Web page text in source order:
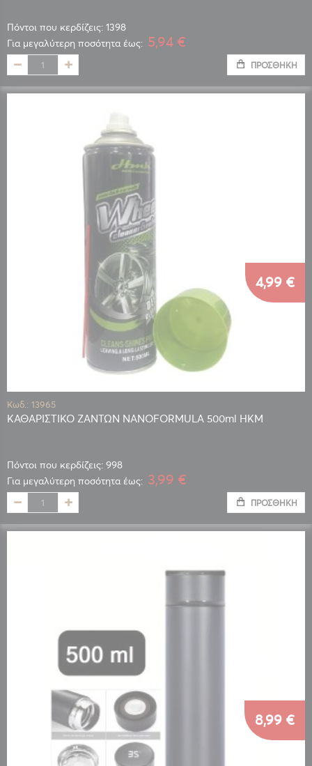
Πόντοι που κερδίζεις: 1398
Για μεγαλύτερη ποσότητα έως: 5,94 €
ΠΡΟΣΘΉΚΗ
Κωδ.: 13965
ΚΑΘΑΡΙΣΤΙΚΟ ΖΑΝΤΩΝ NANOFORMULA 500ml HKM
Πόντοι που κερδίζεις: 998
4,99 €
Για μεγαλύτερη ποσότητα έως: 3,99 €
ΠΡΟΣΘΉΚΗ
8,99 €